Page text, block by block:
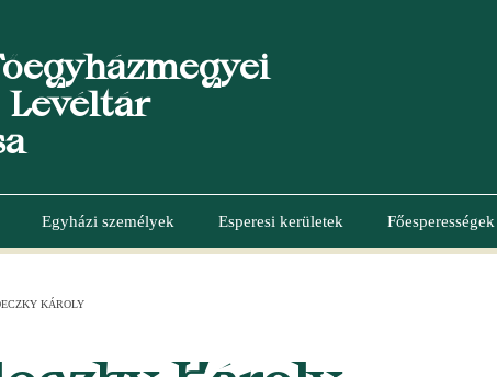
Levéltár
Egyházi személyek Esperesi kerületek Főesperességek
KÁROLY